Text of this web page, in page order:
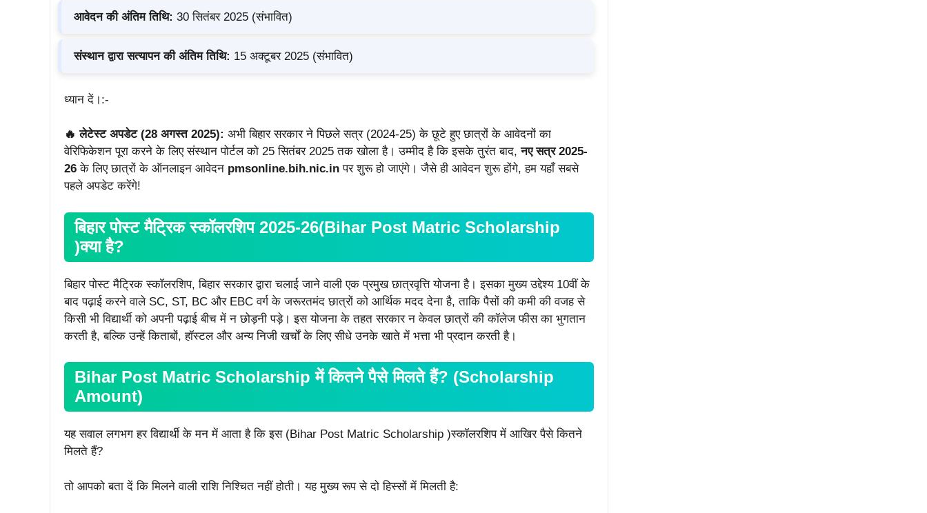
आवेदन की अंतिम तिथि: 30 सितंबर 2025 (संभावित)
संस्थान द्वारा सत्यापन की अंतिम तिथि: 15 अक्टूबर 2025 (संभावित)
ध्यान दें।:-
🔥 लेटेस्ट अपडेट (28 अगस्त 2025): अभी बिहार सरकार ने पिछले सत्र (2024-25) के छूटे हुए छात्रों के आवेदनों का
वेरिफिकेशन पूरा करने के लिए संस्थान पोर्टल को 25 सितंबर 2025 तक खोला है। उम्मीद है कि इसके तुरंत बाद,नए सत्र 2025-
26 के लिए छात्रों के ऑनलाइन आवेदन pmsonline.bih.nic.in पर शुरू हो जाएंगे। जैसे ही आवेदन शुरू होंगे, हम यहाँ सबसे
पहले अपडेट करेंगे!
बिहार पोस्ट मैट्रिक स्कॉलरशिप 2025-26(Bihar Post Matric Scholarship
)क्या है?
बिहार पोस्ट मैट्रिक स्कॉलरशिप, बिहार सरकार द्वारा चलाई जाने वाली एक प्रमुख छात्रवृत्ति योजना है। इसका मुख्य उद्देश्य 10वीं के
बाद पढ़ाई करने वाले SC, ST, BC और EBC वर्ग के जरूरतमंद छात्रों को आर्थिक मदद देना है, ताकि पैसों की कमी की वजह से
किसी भी विद्यार्थी को अपनी पढ़ाई बीच में न छोड़नी पड़े। इस योजना के तहत सरकार न केवल छात्रों की कॉलेज फीस का भुगतान
करती है, बल्कि उन्हें किताबों, हॉस्टल और अन्य निजी खर्चों के लिए सीधे उनके खाते में भत्ता भी प्रदान करती है।
Bihar Post Matric Scholarship में कितने पैसे मिलते हैं? (Scholarship
Amount)
यह सवाल लगभग हर विद्यार्थी के मन में आता है कि इस (Bihar Post Matric Scholarship )स्कॉलरशिप में आखिर पैसे कितने
मिलते हैं?
तो आपको बता दें कि मिलने वाली राशि निश्चित नहीं होती। यह मुख्य रूप से दो हिस्सों में मिलती है: